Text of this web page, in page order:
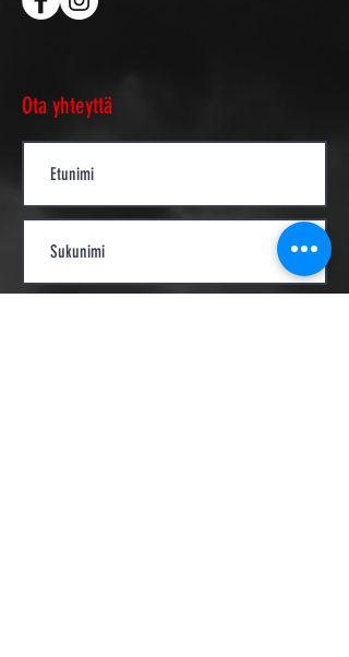
Ota yhteyttä